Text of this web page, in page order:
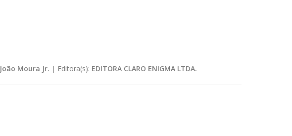
João Moura Jr. | Editora(s): EDITORA CLARO ENIGMA LTDA.